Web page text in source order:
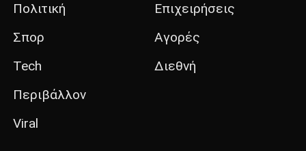
Πολιτική
Σπορ
Tech
Περιβάλλον
Viral
Επιχειρήσεις
Αγορές
Διεθνή